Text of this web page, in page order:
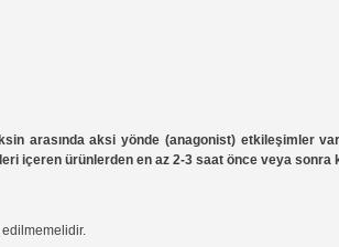
arasında aksi yönde (anagonist) etkileşimler
içeren ürünlerden en az 2-3 saat önce veya sonra